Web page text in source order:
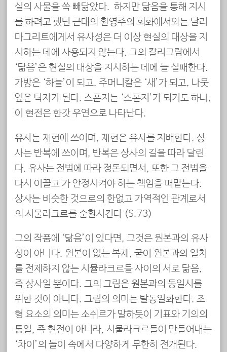
실의 사물을 쏙 빼닮았다. 하지만 닮음을 통해 지시
를 하려고 했던 근대의 환영주의 회화에서와는 달리
마그리트에게서 유사성은 더 이상 현실의 대상을 지
시하는 데에 사용되지 않는다. 그의 칼리그람에서
‘닮음’은 현실의 대상을 지시하는 데에 늘 실패한다.
가방은 ‘하늘’이 되고, 주머니칼은 ‘새’가 되고, 나뭇
잎은 탁자가 된다. 스폰지는 ‘스폰지’가 되기도 하나,
이 현전은 한갓 우연으로 나타난다.
유사는 재현에 쓰이며, 재현은 유사를 지배한다. 상
사는 반복에 쓰이며, 반복은 상사의 길을 따라 달린
다. 유사는 전범에 따라 정돈되면서, 또한 그 전범을
다시 이끌고 가 안정시켜야 하는 책임을 떠맡는다.
상사는 비슷한 것으로의 한없고 가역적인 관계로서
의 시물라크르를 순환시킨다 (S.73)
그의 작품에 ‘닮음’이 있다면, 그것은 원본과의 유사
성이 아니다. 원본이 없는 복제, 굳이 원본과의 일치
를 전제하지 않는 시뮬라크르들 사이의 서로 닮음,
즉 상사일 뿐이다. 그의 그림은 원본과의 동일시를
위한 것이 아니다. 그림의 의미는 탈동일화한다. 조
형 요소의 의미는 소쉬르가 말하듯이 기표와 기의의
통일, 즉 현전이 아니라, 시물라크르들이 만들어내는
‘차이’의 놀이 속에서 다양하게 무한히 전개된다.